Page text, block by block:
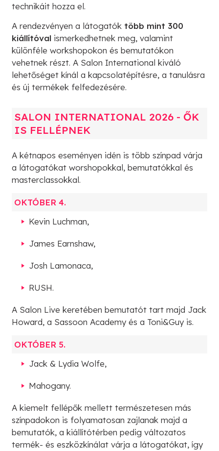
technikáit hozza el.
A rendezvényen a látogatók több mint 300
kiállítóval ismerkedhetnek meg, valamint
különféle workshopokon és bemutatókon
vehetnek részt. A Salon International kiváló
lehetőséget kínál a kapcsolatépítésre, a tanulásra
és új termékek felfedezésére.
SALON INTERNATIONAL 2026 - ŐK
IS FELLÉPNEK
A kétnapos eseményen idén is több színpad várja
a látogatókat worshopokkal, bemutatókkal és
masterclassokkal.
OKTÓBER 4.
Kevin Luchman,
James Earnshaw,
Josh Lamonaca,
RUSH.
A Salon Live keretében bemutatót tart majd Jack
Howard, a Sassoon Academy és a Toni&Guy is.
OKTÓBER 5.
Jack & Lydia Wolfe,
Mahogany.
A kiemelt fellépők mellett természetesen más
színpadokon is folyamatosan zajlanak majd a
bemutatók, a kiállítótérben pedig változatos
termék- és eszközkínálat várja a látogatókat, így